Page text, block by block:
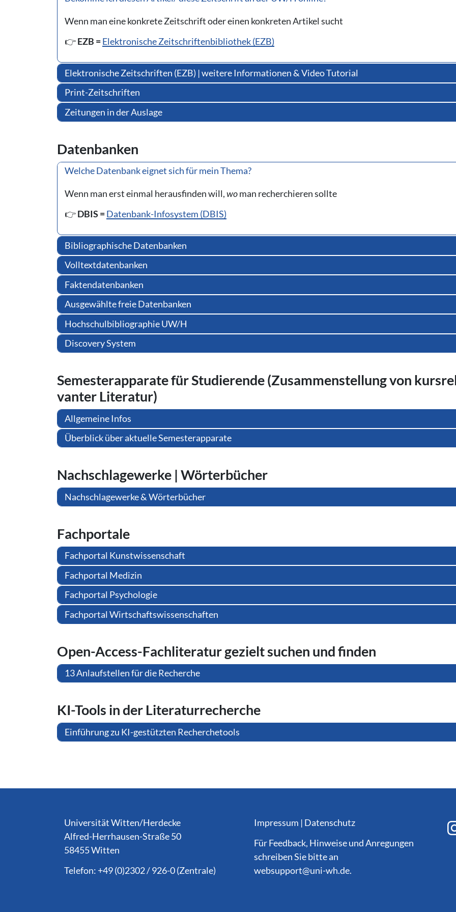
Wenn man eine konkrete Zeitschrift oder einen konkreten Artikel sucht
👉EZB =Elektronische Zeitschriftenbibliothek (EZB)
Elektronische Zeitschriften (EZB) | weitere Informationen & Video Tutorial
Print-Zeitschriften
Zeitungen in der Auslage
Datenbanken
Welche Datenbank eignet sich für mein Thema?
Wenn man erst einmal herausfinden will,woman recherchieren sollte
👉DBIS = Datenbank-Infosystem (DBIS)
Bibliographische Datenbanken
Volltextdatenbanken
Faktendatenbanken
Ausgewählte freie Datenbanken
Hochschulbibliographie UW/H
Discovery System
Se­mes­ter­ap­pa­ra­te für Studierende (Zu­sam­men­stel­lung von
van­ter Literatur)
Allgemeine Infos
Überblick über aktuelle Semesterapparate
Nach­schla­ge­wer­ke | Wör­ter­bü­cher
Nachschlagewerke & Wörterbücher
Fachportale
Fachportal Kunstwissenschaft
Fachportal Medizin
Fachportal Psychologie
Fachportal Wirtschaftswissenschaften
Open-Access-Fach­li­te­ra­tur gezielt suchen und finden
13 Anlaufstellen für die Recherche
KI-Tools in der Li­te­ra­tur­re­cher­che
Einführung zu KI-gestützten Recherchetools
Universität Witten/Herdecke
Alfred-Herrhausen-Straße 50
58455 Witten
Telefon: +49 (0)2302 / 926-0 (Zentrale)
Impressum | Datenschutz
Für Feedback, Hinweise und Anregungen
schreiben Sie bitte an
websupport@uni-wh.de.